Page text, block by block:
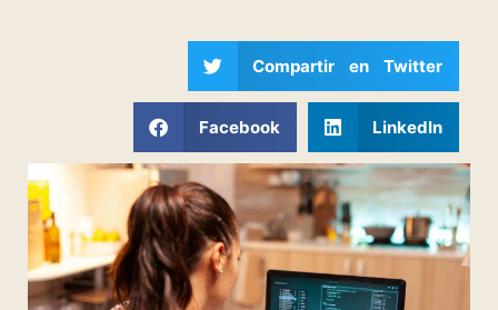
Compartir en Twitter
Facebook LinkedIn